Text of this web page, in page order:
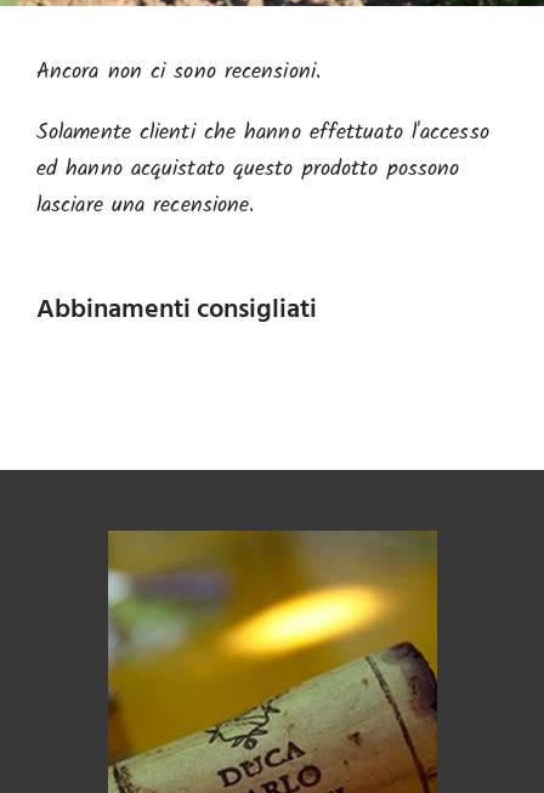
Ancora non ci sono recensioni.
Solamente clienti che hanno effettuato l'accesso
ed hanno acquistato questo prodotto possono
lasciare una recensione.
Abbinamenti consigliati